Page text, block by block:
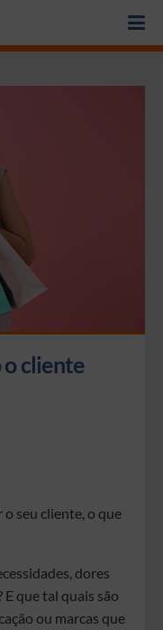
o cliente
o seu cliente, o que
dores
E que tal quais são
ou marcas que